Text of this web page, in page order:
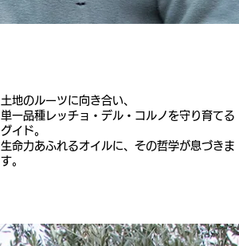
土地のルーツに向き合い、
単一品種レッチョ・デル・コルノを守り育てる
グイド。
生命力あふれるオイルに、その哲学が息づきま
す。